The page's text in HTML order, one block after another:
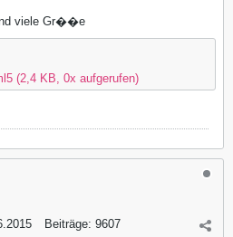
viele Gr��e
(2,4 KB, 0x aufgerufen)
Beiträge: 9607